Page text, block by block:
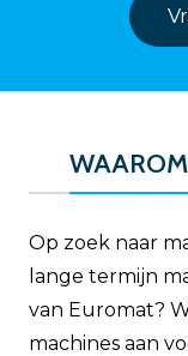
Op zoek naar
lange termijn
van Euromat?
machines aan